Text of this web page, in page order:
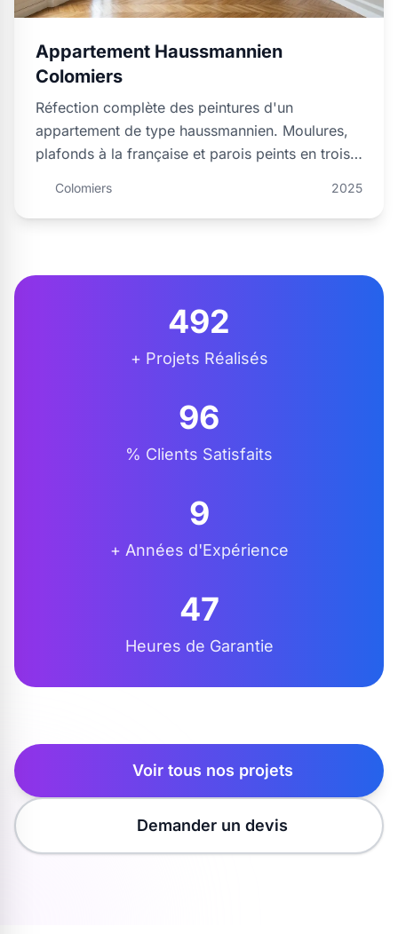
Appartement Haussmannien
Colomiers
Réfection complète des peintures d'un
appartement de type haussmannien. Moulures,
plafonds à la française et parois peints en trois
Colomiers 2025
500
+ Projets Réalisés
98
% Clients Satisfaits
10
+ Années d'Expérience
48
Heures de Garantie
Voir tous nos projets
Demander un devis